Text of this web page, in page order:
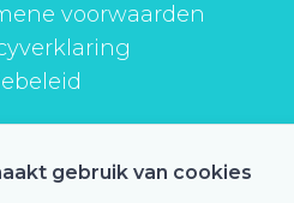
voorwaarden
gebruik van cookies